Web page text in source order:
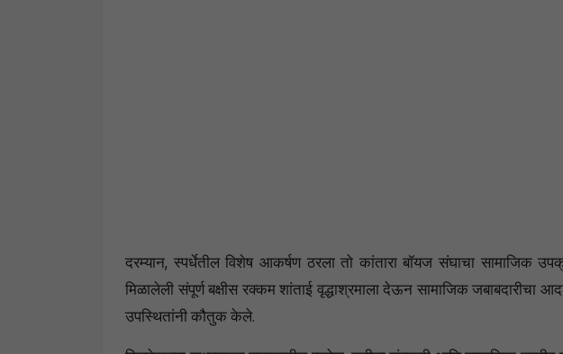
दरम्यान, स्पर्धेतील विशेष आकर्षण ठरला तो कांतारा बॉयज संघाचा सामाजिक
मिळालेली संपूर्ण बक्षीस रक्कम शांताई वृद्धाश्रमाला देऊन सामाजिक जबाबदारीचा
उपस्थितांनी कौतुक केले.